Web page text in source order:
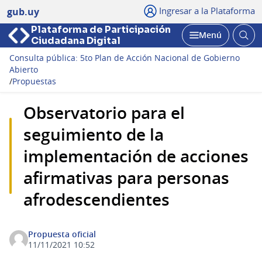
gub.uy Ingresar a la Plataforma
Plataforma de Participación
Ciudadana Digital
Abrir
Menú
Consulta pública: 5to Plan de Acción Nacional de Gobierno
Abierto
/Propuestas
Observatorio para el
seguimiento de la
implementación de acciones
afirmativas para personas
afrodescendientes
Propuesta oficial
11/11/2021 10:52